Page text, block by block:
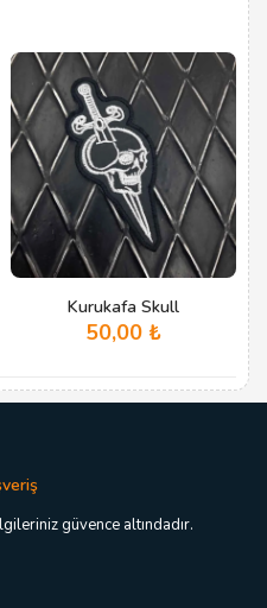
Kurukafa Skull
50,00 ₺
güvence altındadır.